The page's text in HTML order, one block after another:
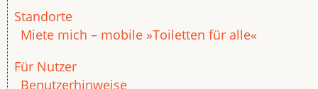
Standorte
Miete mich – mobile »Toiletten für alle«
Für Nutzer
Benutzerhinweise